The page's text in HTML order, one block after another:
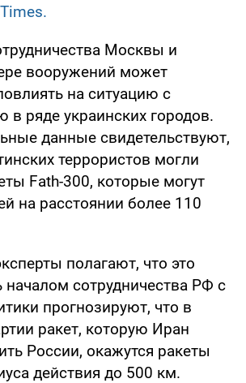
Москвы и
вооружений может
на ситуацию с
в ряде украинских городов.
данные свидетельствуют,
террористов могли
Fath-300, которые могут
на расстоянии более 110
полагают, что это
началом сотрудничества РФ с
прогнозируют, что в
ракет, которую Иран
России, окажутся ракеты
действия до 500 км.